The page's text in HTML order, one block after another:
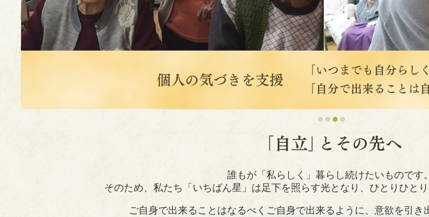
誰もが「私らしく」暮らし続けたいものです。
そのため、私たち「いちばん星」は足下を照らす光となり、ひとりひと
ご自身で出来ることはなるべくご自身で出来るように、意欲を引き